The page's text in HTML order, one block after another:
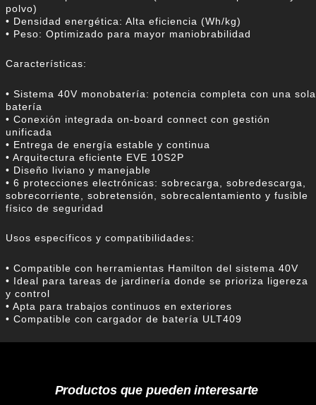
polvo)
• Densidad energética: Alta eficiencia (Wh/kg)
• Peso: Optimizado para mayor maniobrabilidad
Características:
• Sistema 40V monobatería: potencia completa con una sola
batería
• Conexión integrada on-board connect con gestión
unificada
• Entrega de energía estable y continua
• Arquitectura eficiente EVE 10S2P
• Diseño liviano y manejable
• 6 protecciones electrónicas: sobrecarga, sobredescarga,
sobrecorriente, sobretensión, sobrecalentamiento y fusible
físico de seguridad
Usos específicos y compatibilidades:
• Compatible con herramientas Hamilton del sistema 40V
• Ideal para tareas de jardinería donde se prioriza ligereza
y control
• Apta para trabajos continuos en exteriores
• Compatible con cargador de batería ULT409
Productos que pueden interesarte